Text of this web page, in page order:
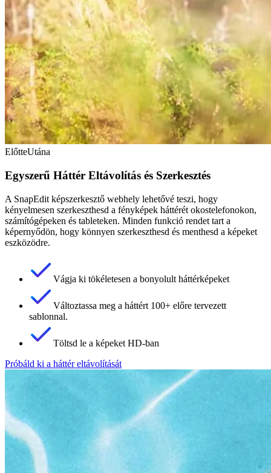
ElőtteUtána
Egyszerű Háttér Eltávolítás és Szerkesztés
A SnapEdit képszerkesztő webhely lehetővé teszi, hogy
kényelmesen szerkeszthesd a fényképek háttérét okostelefonokon,
számítógépeken és tableteken. Minden funkció rendet tart a
képernyődön, hogy könnyen szerkeszthesd és menthesd a képeket
eszközödre.
Vágja ki tökéletesen a bonyolult háttérképeket
Változtassa meg a háttért 100+ előre tervezett
sablonnal.
Töltsd le a képeket HD-ban
Próbáld ki a háttér eltávolítását